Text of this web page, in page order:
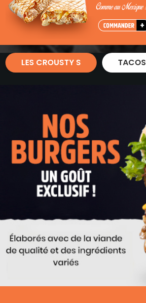
Zones de Livraison
LES CROUSTY S TACOS